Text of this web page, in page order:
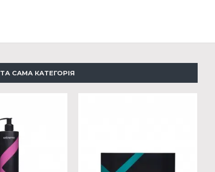
ТА САМА КАТЕГОРІЯ